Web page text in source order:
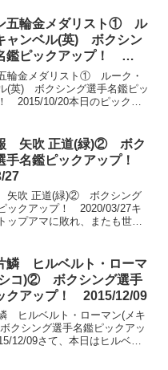
前にオハイオ州ライトヘビ
五輪金メダリスト① ル
ャンベル(英) ボクシン
鑑ピックアップ！
20輪金メダリスト① ルーク・
(英) ボクシング選手名鑑ピッ
2015/10/20本日のピックア
)。まだまだ世界を獲ってない
矢吹 正道(緑)② ボク
手名鑑ピックアップ！
27
矢吹 正道(緑)② ボクシング
ックアップ！ 2020/03/27キ
ップアマに敗れ、またも世界
上位ランカーだった大保 龍斗
鱗 ヒルベルト・ローマ
コ)② ボクシング選手
クアップ！ 2015/12/09
ヒルベルト・ローマン(メキ
シング選手名鑑ピックアッ
12/09さて、本日はヒルベル